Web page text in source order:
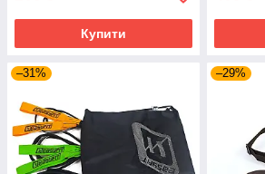
Купити
–31% –29%